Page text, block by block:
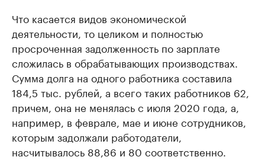
Что касается видов экономической
деятельности, то целиком и полностью
просроченная задолженность по зарплате
сложилась в обрабатывающих производствах.
Сумма долга на одного работника составила
184,5 тыс. рублей, а всего таких работников 62,
причем, она не менялась с июля 2020 года, а,
например, в феврале, мае и июне сотрудников,
которым задолжали работодатели,
насчитывалось 88,86 и 80 соответственно.